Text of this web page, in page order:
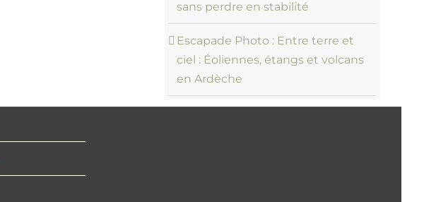
sans perdre en stabilité
Escapade Photo : Entre terre et
ciel : Éoliennes, étangs et volcans
en Ardèche